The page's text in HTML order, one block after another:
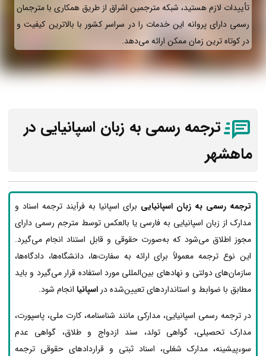
تأییدات لازم هستید، شبکه مترجمین اشراق از طریق همکاری با مترجمان
رسمی دارای پروانه این خدمات را در سراسر کشور با بالاترین کیفیت و
در کوتاه ترین زمان ممکن ارائه می‌دهد.
ترجمه رسمی به زبان اسپانیایی در
ماهشهر
ترجمه رسمی به زبان اسپانیایی برای اسپانیا به فرآیند ترجمه اسناد و
مدارک از زبان اسپانیایی به فارسی یا بالعکس توسط مترجم رسمی دارای
مجوز اطلاق می‌شود که به‌صورت حقوقی و قابل استناد انجام می‌گیرد.
این نوع ترجمه معمولاً برای ارائه به سفارت‌ها، دانشگاه‌ها، دادگاه‌ها،
سازمان‌های دولتی و نهادهای بین‌المللی مورد استفاده قرار می‌گیرد و باید
مطابق با ضوابط و استانداردهای تعیین‌شده در اسپانیا انجام شود.
در ترجمه رسمی اسپانیایی، مدارکی مانند شناسنامه، کارت ملی، پاسپورت،
مدارک تحصیلی، گواهی تولد، سند ازدواج و طلاق، گواهی عدم
سوءپیشینه، مدارک شغلی، اسناد ثبتی و قراردادهای حقوقی ترجمه